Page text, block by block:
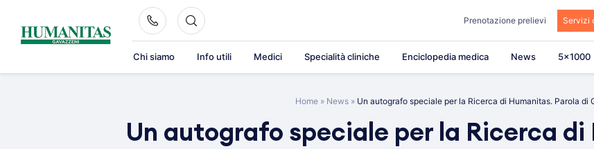
content
Prenotazione prelievi Servizi
Chi siamo Info utili Medici Specialità cliniche Enciclopedia medica News 5×1000
Home» News» Un autografo speciale per la Ricerca di Humanitas. Parola di
Un autografo speciale per la Ricerca di